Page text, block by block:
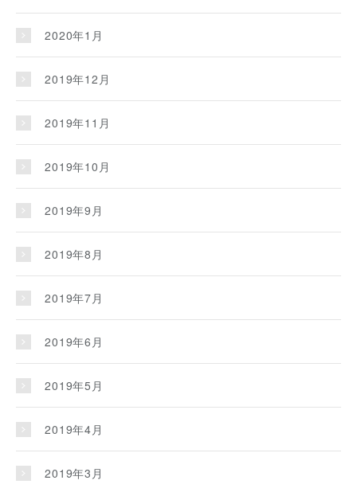
2020年1月
2019年12月
2019年11月
2019年10月
2019年9月
2019年8月
2019年7月
2019年6月
2019年5月
2019年4月
2019年3月